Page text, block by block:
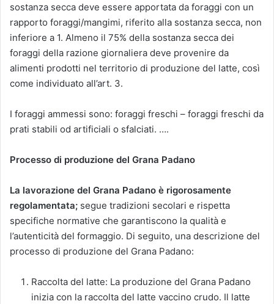
sostanza secca deve essere apportata da foraggi con un
rapporto foraggi/mangimi, riferito alla sostanza secca, non
inferiore a 1. Almeno il 75% della sostanza secca dei
foraggi della razione giornaliera deve provenire da
alimenti prodotti nel territorio di produzione del latte, così
come individuato all’art. 3.
I foraggi ammessi sono: foraggi freschi – foraggi freschi da
prati stabili od artificiali o sfalciati. ….
Processo di produzione del Grana Padano
La lavorazione del Grana Padano è rigorosamente
regolamentata; segue tradizioni secolari e rispetta
specifiche normative che garantiscono la qualità e
l’autenticità del formaggio. Di seguito, una descrizione del
processo di produzione del Grana Padano:
Raccolta del latte: La produzione del Grana Padano
inizia con la raccolta del latte vaccino crudo. Il latte